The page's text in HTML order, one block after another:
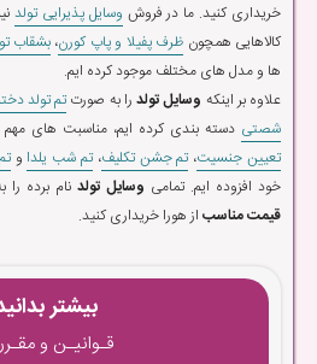
خریداری کنید. ما در فروش وسایل پذیرایی تولد
کالاهایی همچون ظرف پفیلا و پاپ کورن،بشقاب
ها و مدل های مختلف موجود کرده ایم.
علاوه بر اینکه وسایل تولدرا به صورتتم تولد
شصتی دسته بندی کرده ایم، مناسبت های
تعیین جنسیت،تم جشن تکلیف،تم شب یلدا و
خود افزوده ایم. تمامی وسایل تولد نام برده
قیمت مناسب از هورا خریداری کنید.
بیشتر
قـوانیـن و